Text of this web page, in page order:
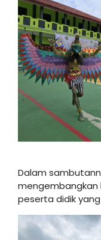
Dalam
mengembangkan
peserta didik